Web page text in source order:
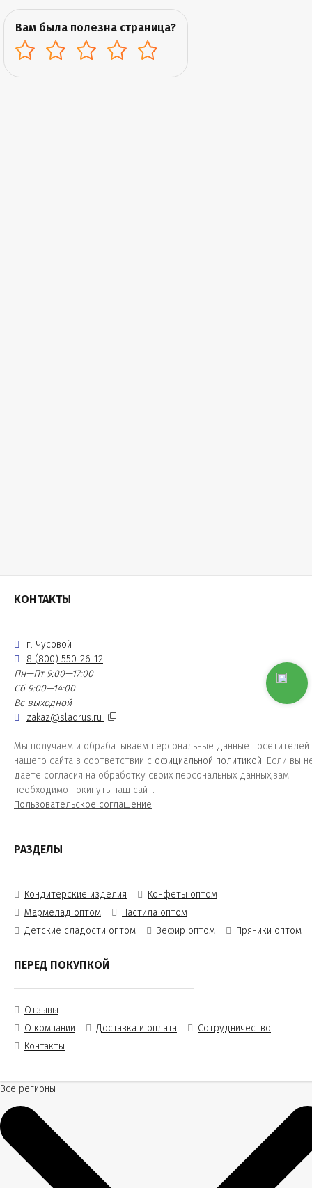
Вам была полезна страница?
КОНТАКТЫ
г. Чусовой
8 (800) 550-26-12
Пн—Пт 9:00—17:00
Сб 9:00—14:00
Вс выходной
zakaz@sladrus.ru
Мы получаем и обрабатываем персональные данные посетителей
нашего сайта в соответствии с официальной политикой. Если вы
даете согласия на обработку своих персональных данных,вам
необходимо покинуть наш сайт.
Пользовательское соглашение
РАЗДЕЛЫ
Кондитерские изделия
Конфеты оптом
Мармелад оптом
Пастила оптом
Детские сладости оптом
Зефир оптом Пряники оптом
ПЕРЕД ПОКУПКОЙ
Отзывы
О компании
Доставка и оплата
Сотрудничество
Контакты
Все регионы